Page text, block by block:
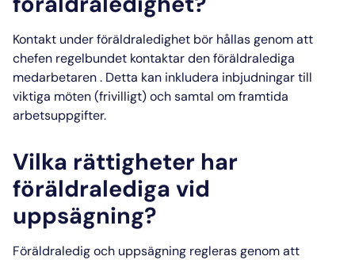
Kontakt under föräldraledighet bör hållas genom att
chefen regelbundet kontaktar den föräldralediga
medarbetaren . Detta kan inkludera inbjudningar till
viktiga möten (frivilligt) och samtal om framtida
arbetsuppgifter.
Vilka rättigheter har
föräldralediga vid
uppsägning?
Föräldraledig och uppsägning regleras genom att